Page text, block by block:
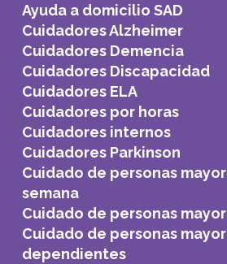
Ayuda a domicilio SAD
Cuidadores Alzheimer
Cuidadores Demencia
Cuidadores Discapacidad
Cuidadores ELA
Cuidadores por horas
Cuidadores internos
Cuidadores Parkinson
Cuidado de personas
semana
Cuidado de personas
Cuidado de personas
dependientes